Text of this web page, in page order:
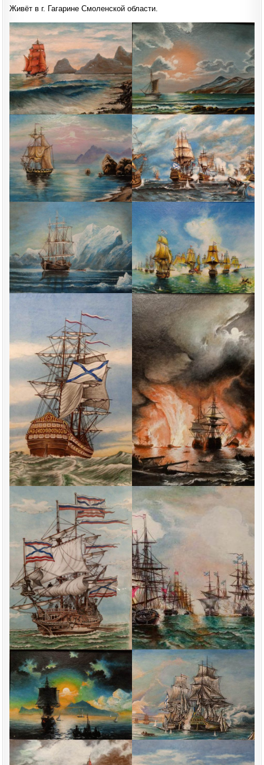
Живёт в г. Гагарине Смоленской области.